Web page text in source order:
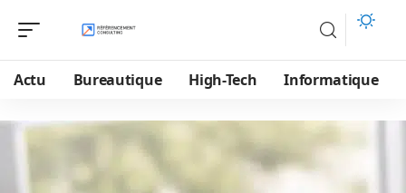
Actu Bureautique High-Tech Informatique